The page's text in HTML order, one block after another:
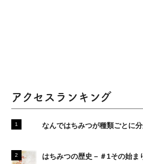
アクセスランキング
なんではちみつが種類ごとに
はちみつの歴史－＃1その始ま